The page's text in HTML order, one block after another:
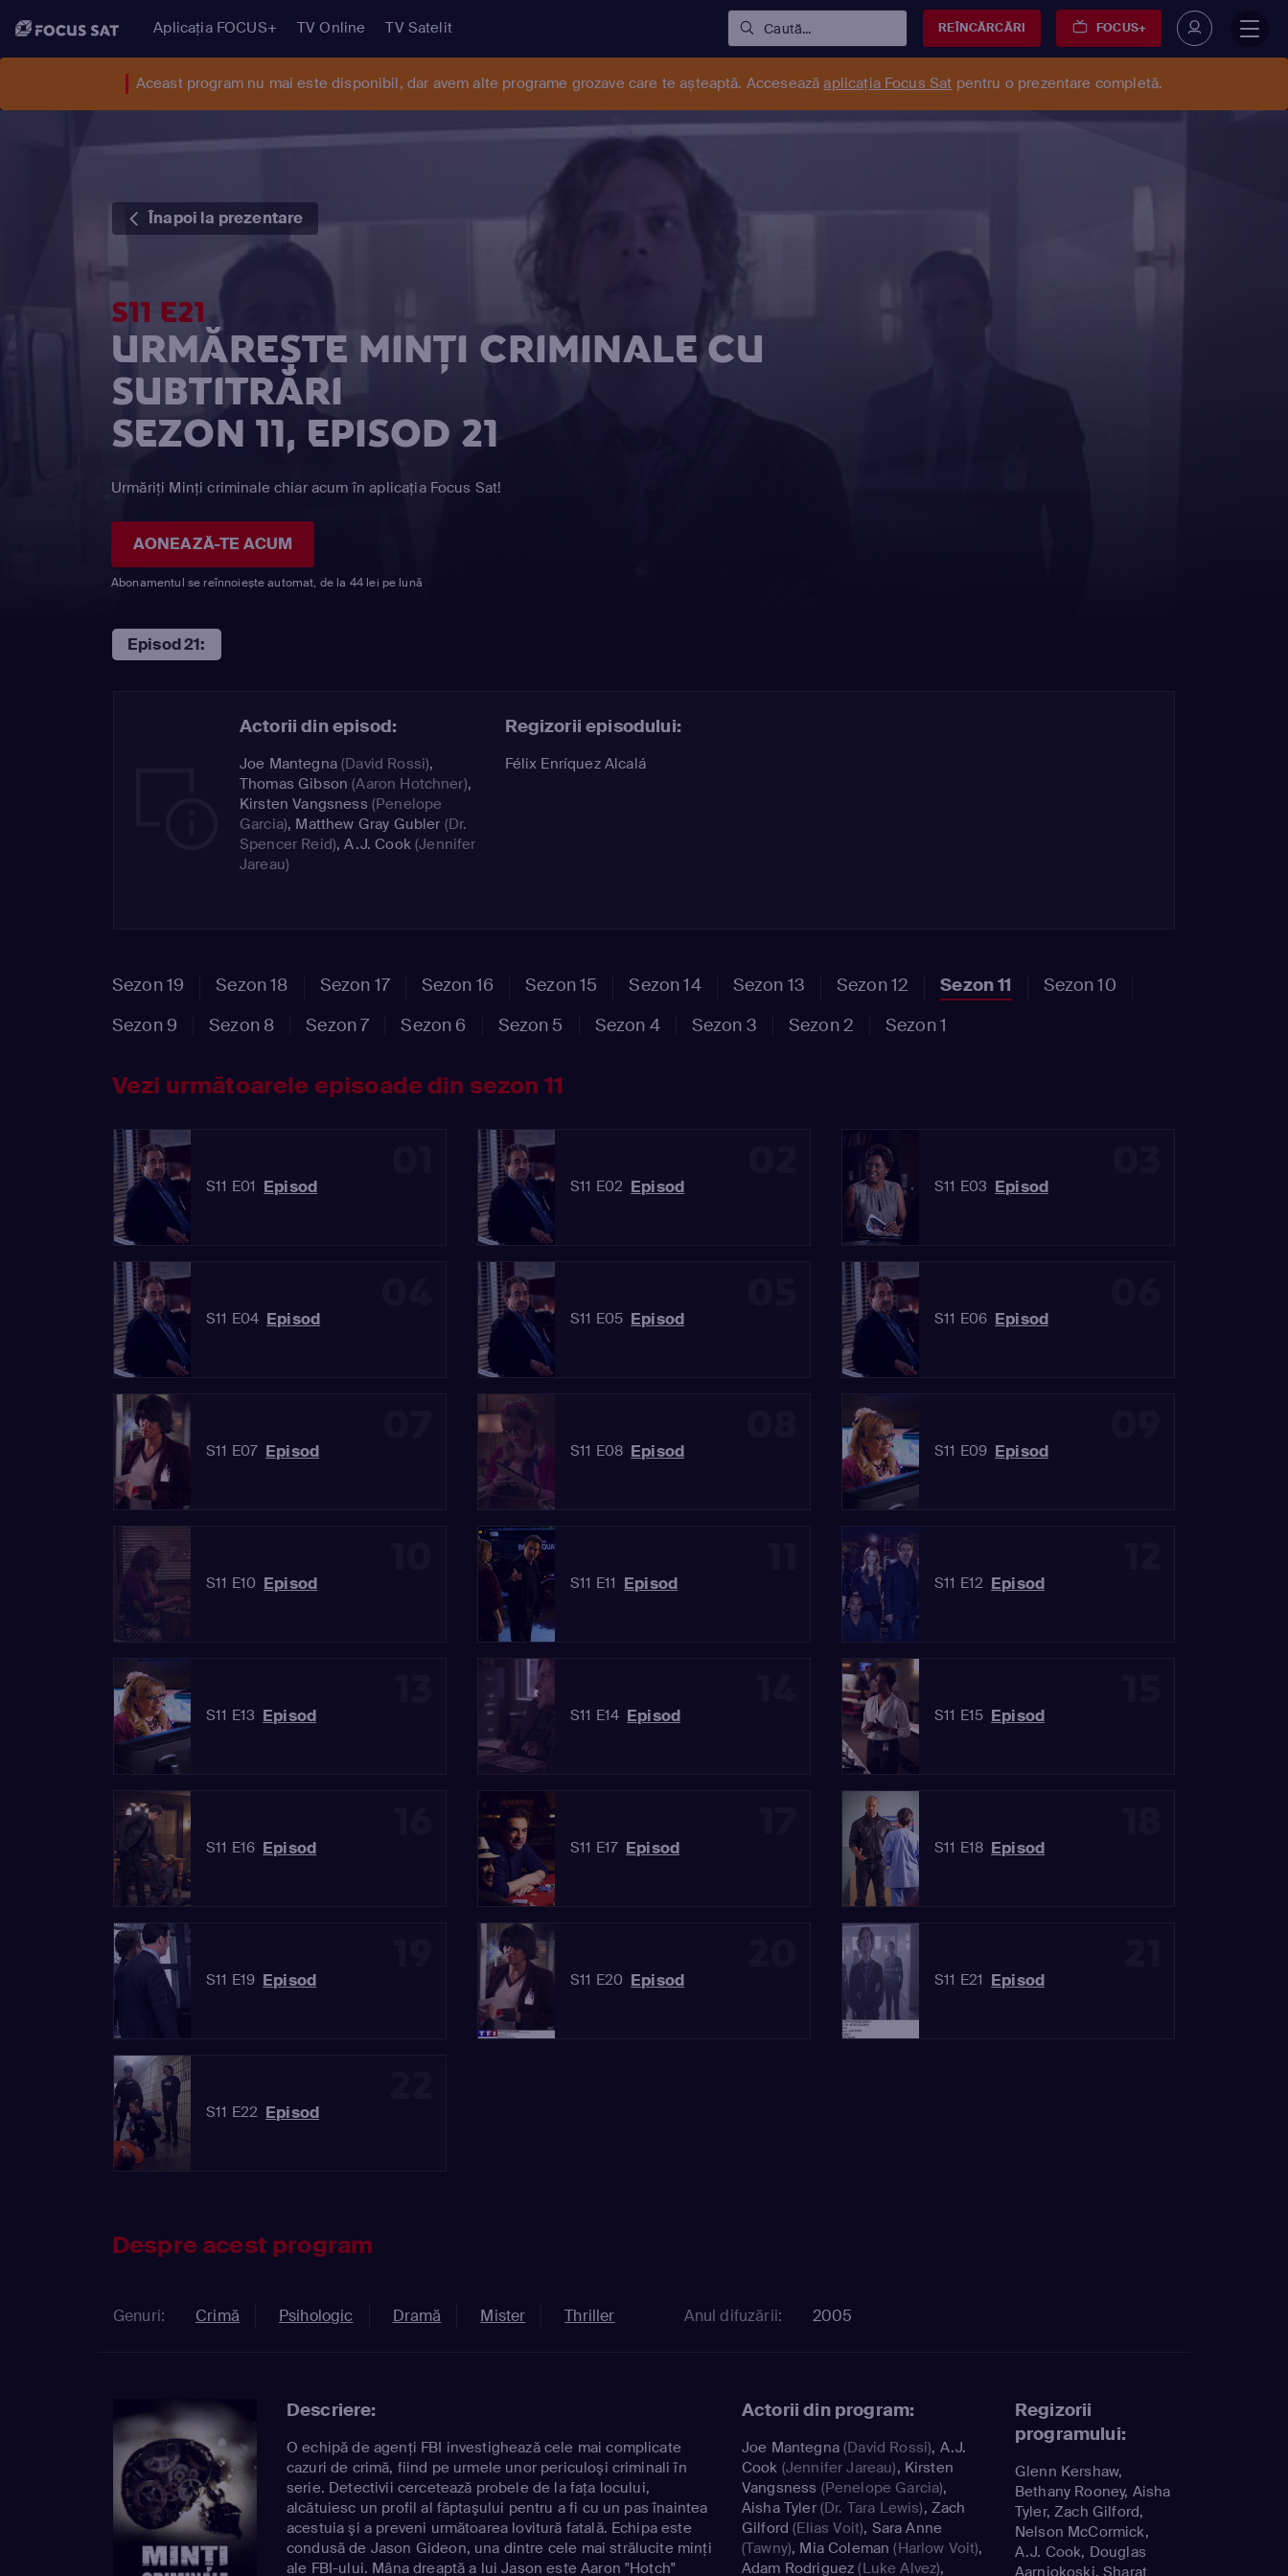
Aplicația FOCUS+ TV Online TV Satelit Caută... REÎNCĂRCĂRI FOCUS+
Aceast program nu mai este disponibil, dar avem alte programe grozave care te așteaptă. Acceseazăaplicația Focus Sat pentru o prezentare completă.
Înapoi la prezentare
S11 E21
URMĂREȘTE MINŢI CRIMINALE CU
SUBTITRĂRI
SEZON 11, EPISOD 21
Urmăriți Minţi criminale chiar acum în aplicația Focus Sat!
AONEAZĂ-TE ACUM
Abonamentul se reînnoiește automat, de la 44 lei pe lună
Episod 21:
Actorii din episod:
Joe Mantegna(David Rossi),
Thomas Gibson (Aaron Hotchner),
Kirsten Vangsness (Penelope
Garcia), Matthew Gray Gubler (Dr.
Spencer Reid),A.J. Cook(Jennifer
Jareau)
Regizorii episodului:
Félix Enríquez Alcalá
Sezon 19 Sezon 18 Sezon 17 Sezon 16 Sezon 15 Sezon 14 Sezon 13 Sezon 12 Sezon 11
Sezon 10
Sezon 9
Sezon 8 Sezon 7 Sezon 6 Sezon 5 Sezon 4 Sezon 3 Sezon 2 Sezon 1
Vezi următoarele episoade din sezon 11
S11 E01 Episod S11 E02 Episod S11 E03 Episod
S11 E04 Episod S11 E05 Episod S11 E06 Episod
S11 E07 Episod S11 E08 Episod S11 E09 Episod
S11 E10 Episod S11 E11 Episod S11 E12 Episod
S11 E13 Episod S11 E14 Episod S11 E15 Episod
S11 E16 Episod S11 E17 Episod S11 E18 Episod
S11 E19 Episod S11 E20 Episod S11 E21 Episod
S11 E22 Episod
Despre acest program
Genuri: Crimă Psihologic Dramă Mister Thriller Anul difuzării: 2005
Descriere:
O echipă de agenţi FBI investighează cele mai complicate
cazuri de crimă, fiind pe urmele unor periculoşi criminali în
serie. Detectivii cercetează probele de la faţa locului,
alcătuiesc un profil al făptaşului pentru a fi cu un pas înaintea
acestuia şi a preveni următoarea lovitură fatală. Echipa este
condusă de Jason Gideon, una dintre cele mai strălucite minţi
ale FBI-ului. Mâna dreaptă a lui Jason este Aaron "Hotch"
Actorii din program:
Joe Mantegna(David Rossi), A.J.
Cook (Jennifer Jareau), Kirsten
Vangsness (Penelope Garcia),
Aisha Tyler(Dr. Tara Lewis), Zach
Gilford (Elias Voit), Sara Anne
(Tawny), Mia Coleman (Harlow Voit),
Adam Rodriguez (Luke Alvez),
Regizorii
programului:
Glenn Kershaw,
Bethany Rooney, Aisha
Tyler, Zach Gilford,
Nelson McCormick,
A.J. Cook, Douglas
Aarniokoski, Sharat